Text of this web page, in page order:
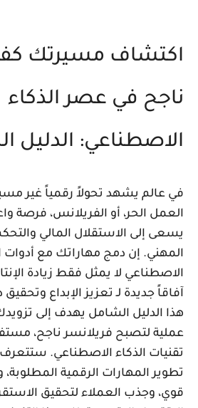
مسيرتك
في عصر الذكاء
الدليل
عالم يشهد تحولاً رقمياً غير
الحر، أو الفريلانس، فرصة
إلى الاستقلال المالي والتحكم
إن دمج مهاراتك مع أدوات
لا يمثل فقط زيادة
جديدة لـ تعزيز الإبداع وتحقيق
الدليل الشامل يهدف إلى تزويدك
لتصبح فريلانسر ناجح،
الذكاء الاصطناعي. ستتعرف
المهارات الرقمية المطلوبة،
وجذب العملاء لتحقيق الاستقرار